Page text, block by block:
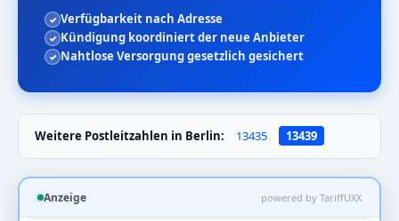
Verfügbarkeit nach Adresse
Kündigung koordiniert der neue Anbieter
Nahtlose Versorgung gesetzlich gesichert
Weitere Postleitzahlen in Berlin: 13435 13439
Anzeige powered by TariffUXX